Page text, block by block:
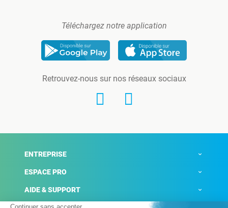
Téléchargez notre application
Retrouvez-nous sur nos réseaux sociaux
ENTREPRISE
ESPACE PRO
AIDE & SUPPORT